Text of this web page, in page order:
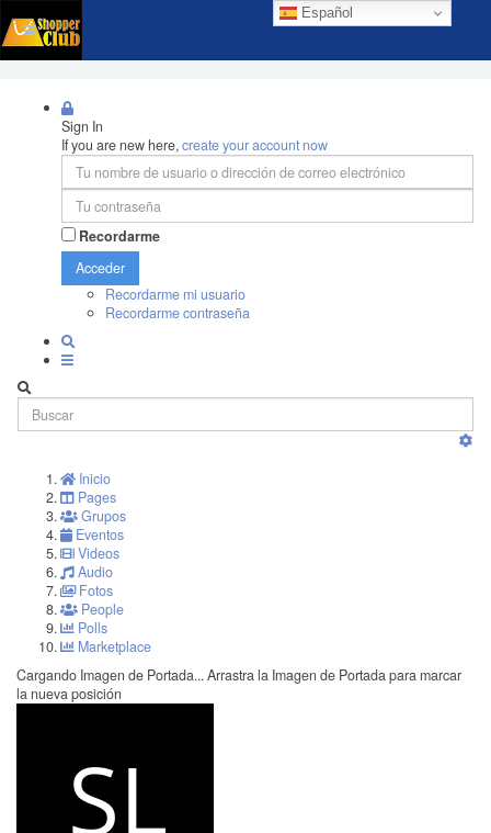
Español
Sign In
If you are new here,create your account now
Recordarme
Acceder
Recordarme mi usuario
Recordarme contraseña
Inicio
Pages
Grupos
Eventos
Videos
Audio
Fotos
People
Polls
Marketplace
Cargando Imagen de Portada... Arrastra la Imagen de Portada para marcar
la nueva posición